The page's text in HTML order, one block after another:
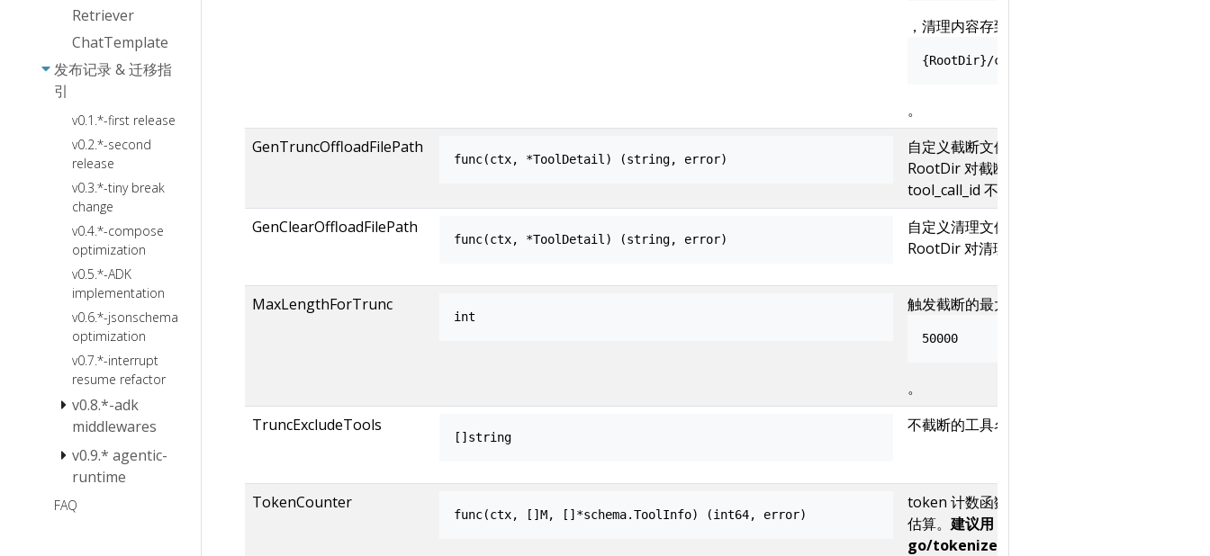
Retriever
ChatTemplate
发布记录 & 迁移指
引
v0.1.*-first release
v0.2.*-second
release
v0.3.*-tiny break
change
v0.4.*-compose
optimization
v0.5.*-ADK
implementation
v0.6.*-jsonschema
optimization
v0.7.*-interrupt
resume refactor
v0.8.*-adk
middlewares
Eino v0.8 不兼
容更新
v0.9.* agentic-
runtime
FAQ
，清理内容存到
{RootDir}/clear/{tool_call_id}
。
GenTruncOffloadFilePath
func(ctx, *ToolDetail) (string, error)
自定义截断文件路径生成。设置后
RootDir 对截断不生效。适用于
tool_call_id 不唯一的场景。
GenClearOffloadFilePath
func(ctx, *ToolDetail) (string, error)
自定义清理文件路径生成。设置后
RootDir 对清理不生效。
MaxLengthForTrunc
int
触发截断的最大字符长度。默认
50000
。
TruncExcludeTools
[]string
不截断的工具名列表。
TokenCounter
func(ctx, []M, []*schema.ToolInfo) (int64, error)
token 计数函数。默认使用字符数/4
估算。 建议用 tiktoken-
go/tokenizer 替换